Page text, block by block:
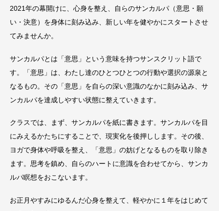
2021年の幕開けに、心身を整え、自らのサンカルパ（意思・願
い・決意）を身体に刻み込み、新しい年を健やかにスタートさせ
てみませんか。
サンカルパとは「意思」という意味を持つサンスクリット語で
す。「意思」は、わたし達のひとつひとつの行動や選択の源泉と
なるもの。その「意思」を自らの深い意識のなかに刻み込み、サ
ンカルパを達成しやすい状態に整えていきます。
クラスでは、まず、サンカルパを紙に書きます。サンカルパを目
にみえるかたちにすることで、現実化を後押しします。その後、
ヨガで身体や呼吸を整え、「意思」の妨げとなるものを取り除き
ます。思考を鎮め、自らのハートに意識を合わせてから、サンカ
ルパ瞑想をおこないます。
お正月やすみにゆるんだ心身を整えて、軽やかに１年をはじめて